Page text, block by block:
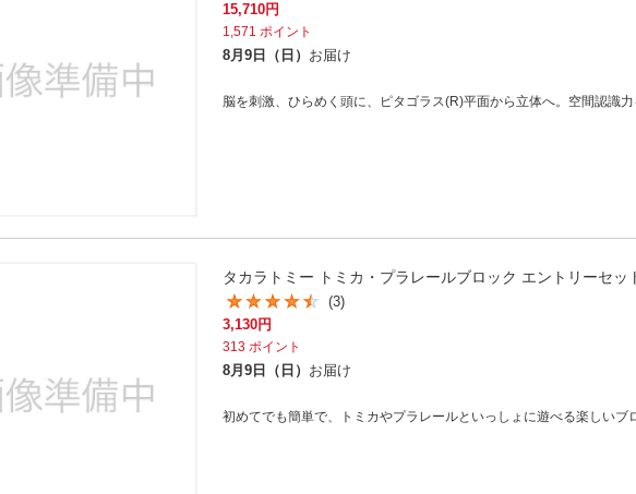
15,710円
1,571 ポイント
8月9日（日） お届け
脳を刺激、ひらめく頭に、ピタゴラス(R)平面から立体へ。空間認識力
タカラトミー トミカ・プラレールブロック エントリーセッ
(3)
3,130円
313 ポイント
8月9日（日） お届け
初めてでも簡単で、トミカやプラレールといっしょに遊べる楽しいブ